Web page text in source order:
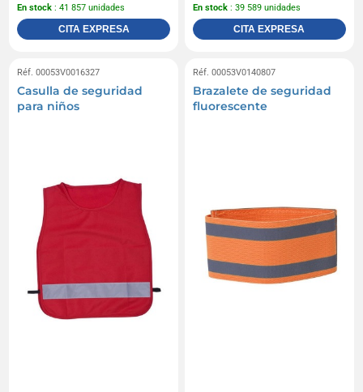
En stock : 41 857 unidades
CITA EXPRESA
En stock : 39 589 unidades
CITA EXPRESA
Réf. 00053V0016327
Casulla de seguridad
para niños
Réf. 00053V0140807
Brazalete de seguridad
fluorescente